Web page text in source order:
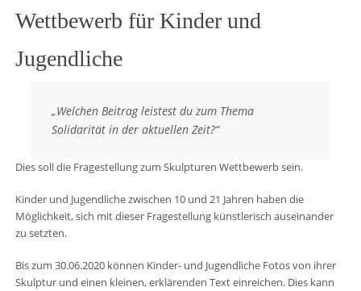
Wettbewerb für Kinder und
Jugendliche
„Welchen Beitrag leistest du zum Thema
Solidarität in der aktuellen Zeit?“
Dies soll die Fragestellung zum Skulpturen Wettbewerb sein.
Kinder und Jugendliche zwischen 10 und 21 Jahren haben die
Möglichkeit, sich mit dieser Fragestellung künstlerisch auseinander
zu setzten.
Bis zum 30.06.2020 können Kinder- und Jugendliche Fotos von ihrer
Skulptur und einen kleinen, erklärenden Text einreichen. Dies kann